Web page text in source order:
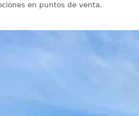
en puntos de venta.